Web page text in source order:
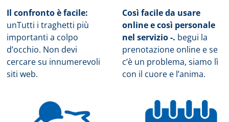
Il confronto è facile:
unTutti i traghetti più
importanti a colpo
d’occhio. Non devi
cercare su innumerevoli
siti web.
Così facile da usare
online e così personale
nel servizio -. begui la
prenotazione online e se
c’è un problema, siamo lì
con il cuore e l’anima.